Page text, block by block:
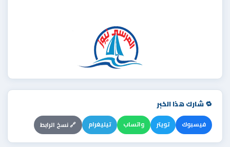
🔁 شارك هذا الخبر
فيسبوك تويتر واتساب تيليغرام 🔗 نسخ الرابط